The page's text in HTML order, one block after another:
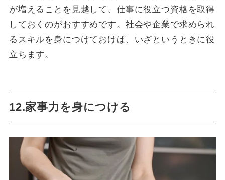
が増えることを見越して、仕事に役立つ資格を取得
しておくのがおすすめです。社会や企業で求められ
るスキルを身につけておけば、いざというときに役
立ちます。
12.家事力を身につける